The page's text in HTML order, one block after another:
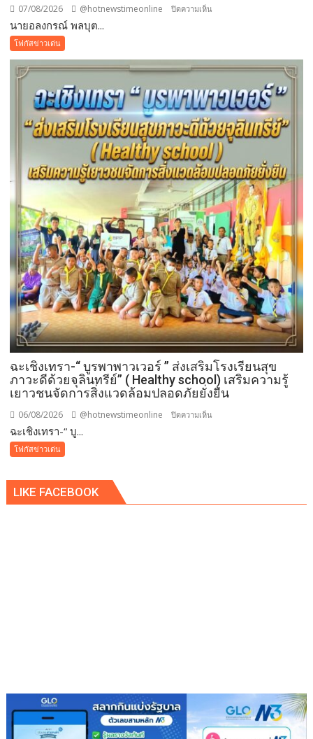
07/08/2026 @hotnewstimeonline ปิดความเห็น
ประเทศ
สิง
หา
วัน
รพี“
อุดมคติ
นัก
กฎหมาย
ภาย
ใต้
วิกฤติ
ศรัทธา
นายอลงกรณ์ พลบุต...
โฟกัสข่าวเด่น
ฉะเชิงเทรา-​“ บูรพาพาวเวอร์ ” ส่งเสริมโรงเรียนสุข
ภาวะดีด้วยจุลินทรีย์” ( Healthy school) เสริมความรู้
เยาวชนจัดการสิ่งแวดล้อมปลอดภัยยั่งยืน
06/08/2026 @hotnewstimeonline ปิดความเห็น
ว
school)
เสริม
ฉะเชิงเทรา-​“ บู...
โฟกัสข่าวเด่น
LIKE FACEBOOK